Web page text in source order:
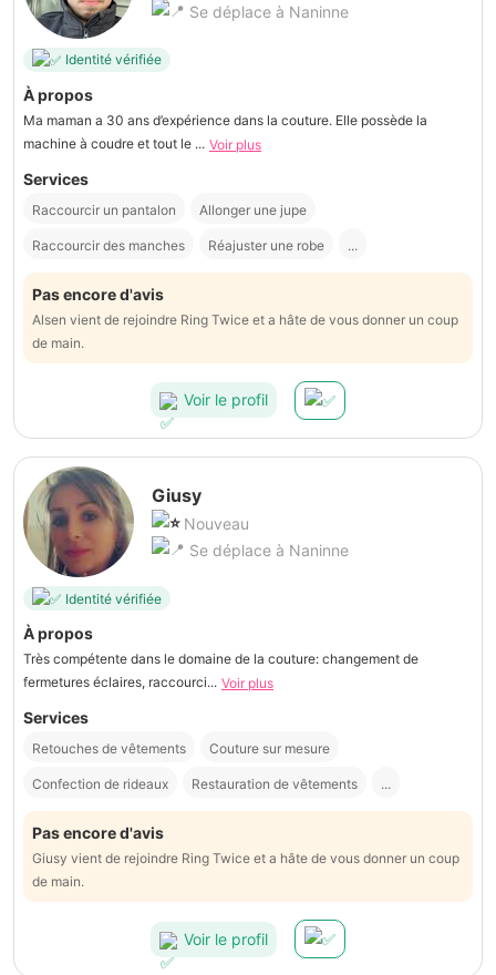
Se déplace à Naninne
Identité vérifiée
À propos
Ma maman a 30 ans d’expérience dans la couture. Elle possède la
machine à coudre et tout le ... Voir plus
Services
Raccourcir un pantalon Allonger une jupe
Raccourcir des manches Réajuster une robe ...
Pas encore d'avis
Alsen vient de rejoindre Ring Twice et a hâte de vous donner un coup
de main.
Voir le profil
Giusy
Nouveau
Se déplace à Naninne
Identité vérifiée
À propos
Très compétente dans le domaine de la couture: changement de
fermetures éclaires, raccourci... Voir plus
Services
Retouches de vêtements Couture sur mesure
Confection de rideaux Restauration de vêtements ...
Pas encore d'avis
Giusy vient de rejoindre Ring Twice et a hâte de vous donner un coup
de main.
Voir le profil